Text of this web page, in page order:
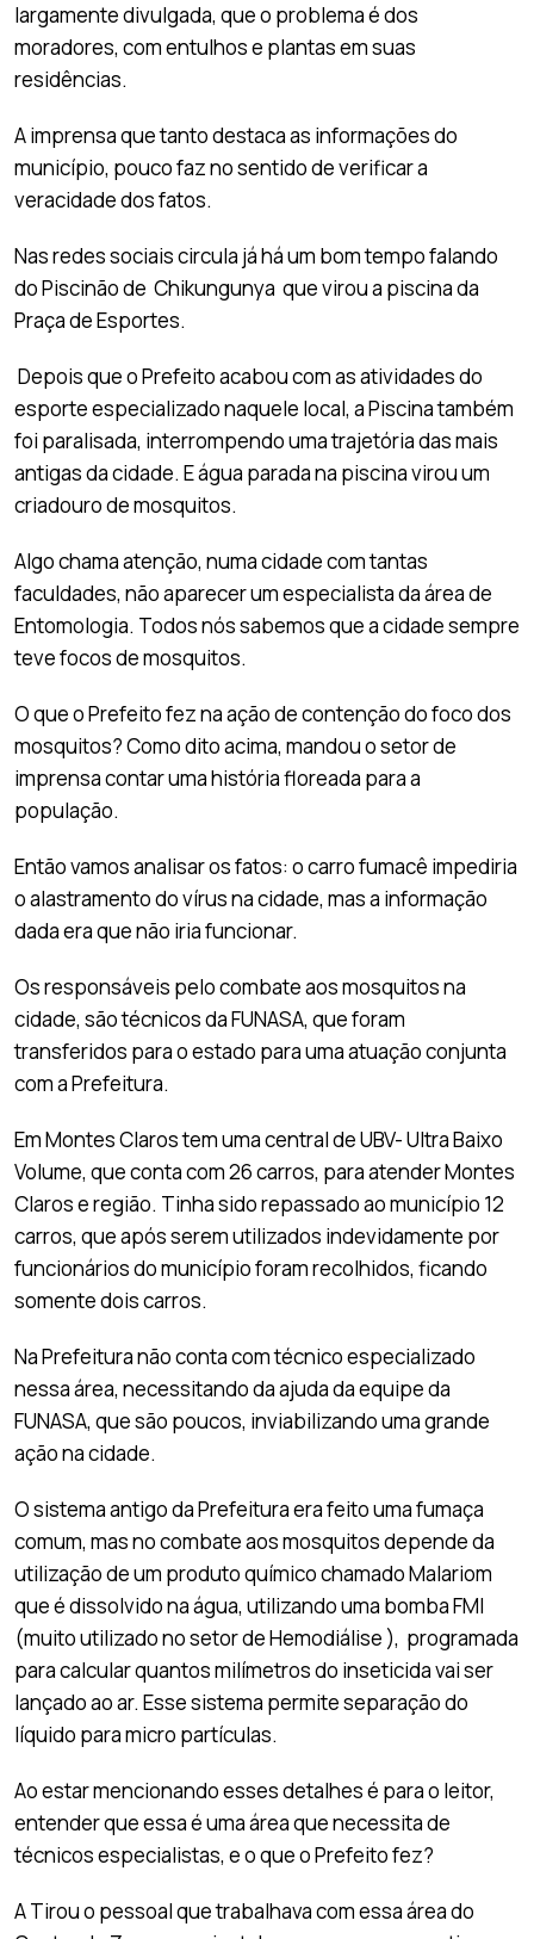
largamente divulgada, que o problema é dos
moradores, com entulhos e plantas em suas
residências.
A imprensa que tanto destaca as informações do
município, pouco faz no sentido de verificar a
veracidade dos fatos.
Nas redes sociais circula já há um bom tempo falando
do Piscinão de Chikungunya que virou a piscina da
Praça de Esportes.
Depois que o Prefeito acabou com as atividades do
esporte especializado naquele local, a Piscina também
foi paralisada, interrompendo uma trajetória das mais
antigas da cidade. E água parada na piscina virou um
criadouro de mosquitos.
Algo chama atenção, numa cidade com tantas
faculdades, não aparecer um especialista da área de
Entomologia. Todos nós sabemos que a cidade sempre
teve focos de mosquitos.
O que o Prefeito fez na ação de contenção do foco dos
mosquitos? Como dito acima, mandou o setor de
imprensa contar uma história floreada para a
população.
Então vamos analisar os fatos: o carro fumacê impediria
o alastramento do vírus na cidade, mas a informação
dada era que não iria funcionar.
Os responsáveis pelo combate aos mosquitos na
cidade, são técnicos da FUNASA, que foram
transferidos para o estado para uma atuação conjunta
com a Prefeitura.
Em Montes Claros tem uma central de UBV- Ultra Baixo
Volume, que conta com 26 carros, para atender Montes
Claros e região. Tinha sido repassado ao município 12
carros, que após serem utilizados indevidamente por
funcionários do município foram recolhidos, ficando
somente dois carros.
Na Prefeitura não conta com técnico especializado
nessa área, necessitando da ajuda da equipe da
FUNASA, que são poucos, inviabilizando uma grande
ação na cidade.
O sistema antigo da Prefeitura era feito uma fumaça
comum, mas no combate aos mosquitos depende da
utilização de um produto químico chamado Malariom
que é dissolvido na água, utilizando uma bomba FMI
(muito utilizado no setor de Hemodiálise ), programada
para calcular quantos milímetros do inseticida vai ser
lançado ao ar. Esse sistema permite separação do
líquido para micro partículas.
Ao estar mencionando esses detalhes é para o leitor,
entender que essa é uma área que necessita de
técnicos especialistas, e o que o Prefeito fez?
A Tirou o pessoal que trabalhava com essa área do